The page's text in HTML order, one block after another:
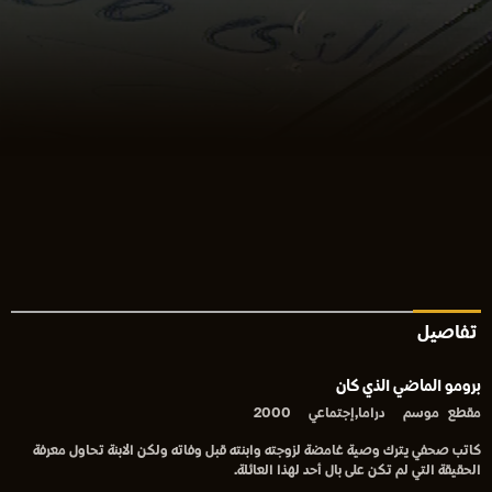
تفاصيل
برومو الماضي الذي كان
مقطع موسم دراما,إجتماعي 2000
كاتب صحفي يترك وصية غامضة لزوجته وابنته قبل وفاته ولكن الابنة تحاول معرفة
الحقيقة التي لم تكن على بال أحد لهذا العائلة.